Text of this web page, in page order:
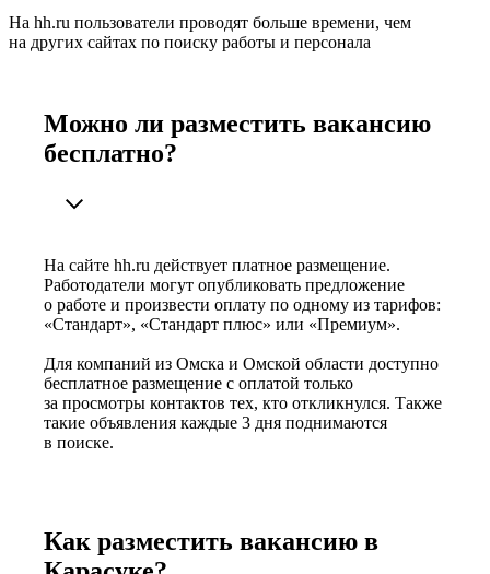
На hh.ru пользователи проводят больше времени, чем
на других сайтах по поиску работы и персонала
Можно ли разместить вакансию
бесплатно?
На сайте hh.ru действует платное размещение.
Работодатели могут опубликовать предложение
о работе и произвести оплату по одному из тарифов:
«Стандарт», «Стандарт плюс» или «Премиум».
Для компаний из Омска и Омской области доступно
бесплатное размещение с оплатой только
за просмотры контактов тех, кто откликнулся. Также
такие объявления каждые 3 дня поднимаются
в поиске.
Как разместить вакансию в